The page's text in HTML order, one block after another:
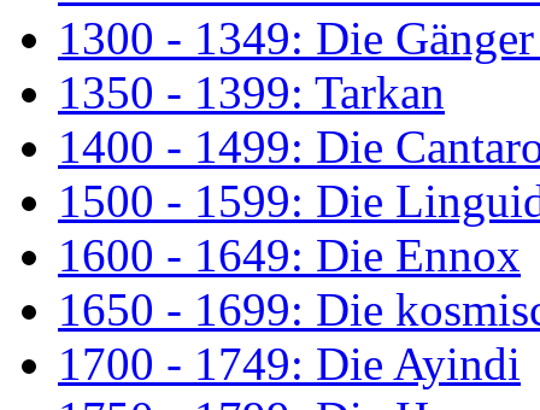
1300 - 1349: Die Gänger
1350 - 1399: Tarkan
1400 - 1499: Die
1500 - 1599: Die
1600 - 1649: Die Ennox
1650 - 1699: Die
1700 - 1749: Die Ayindi